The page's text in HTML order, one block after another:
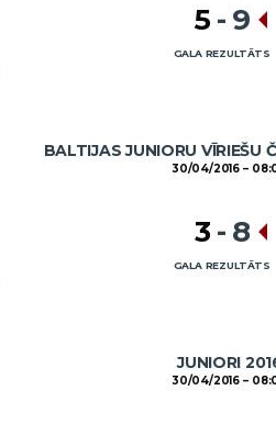
5 - 9
GALA REZULTĀTS
BALTIJAS JUNIORU VĪRIEŠU
30/04/2016
3 - 8
GALA REZULTĀTS
JUNIORI
30/04/2016